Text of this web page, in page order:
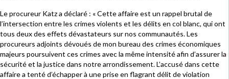
Le procureur Katz a déclaré : « Cette affaire est un rappel brutal de
l’intersection entre les crimes violents et les délits en col blanc, qui ont
tous deux des effets dévastateurs sur nos communautés. Les
procureurs adjoints dévoués de mon bureau des crimes économiques
majeurs poursuivent ces crimes avec la même intensité afin d’assurer la
sécurité et la justice dans notre arrondissement. L’accusé dans cette
affaire a tenté d’échapper à une prise en flagrant délit de violation